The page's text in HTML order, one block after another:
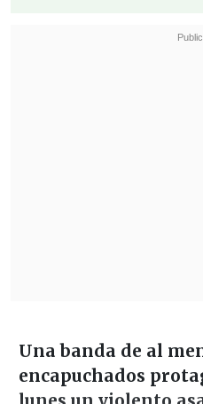
Una banda de al
encapuchados